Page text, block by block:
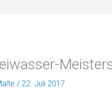
/ 22. Juli 2017